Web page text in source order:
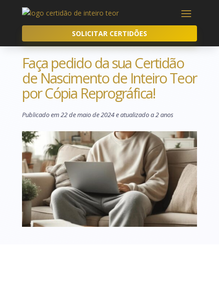
SOLICITAR CERTIDÕES
Faça pedido da sua Certidão
de Nascimento de Inteiro Teor
por Cópia Reprográfica!
Publicado em 22 de maio de 2024 e atualizado a 2 anos